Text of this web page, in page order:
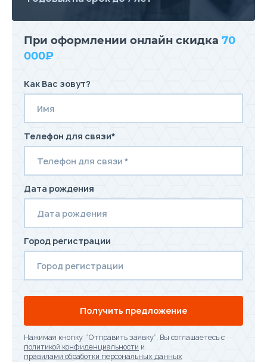
При оформлении онлайн скидка 70
000₽
Как Вас зовут?
Телефон для связи*
Дата рождения
Город регистрации
Получить предложение
Нажимая кнопку “Отправить заявку”, Вы соглашаетесь с
политикой конфиденциальности и
правилами обработки персональных данных